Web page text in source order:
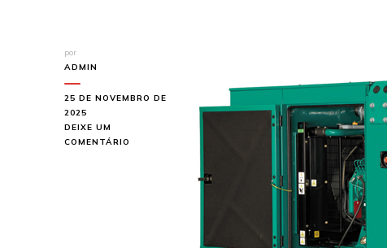
por
ADMIN
25 DE NOVEMBRO DE
2025
DEIXE UM
COMENTÁRIO